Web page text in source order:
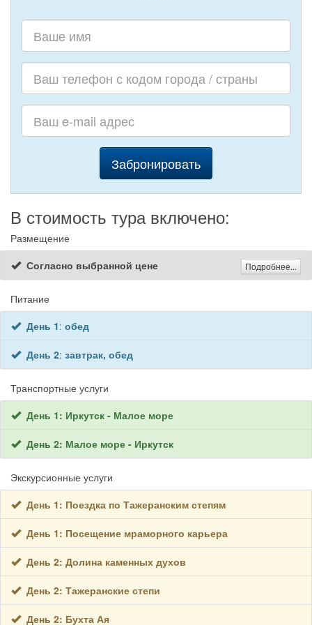
Забронировать
В стоимость тура включено:
Размещение
Согласно выбранной цене
Подробнее...
Питание
День 1: обед
День 2: завтрак, обед
Транспортные услуги
День 1: Иркутск - Малое море
День 2: Малое море - Иркутск
Экскурсионные услуги
День 1: Поездка по Тажеранским степям
День 1: Посещение мраморного карьера
День 2: Долина каменных духов
День 2: Тажеранские степи
День 2: Бухта Ая